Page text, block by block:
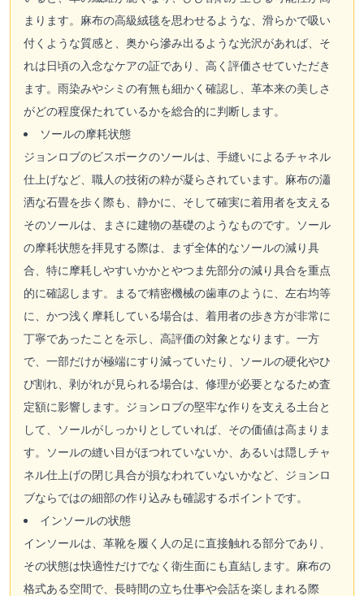
まります。麻布の高級絨毯を思わせるような、滑らかで吸い
付くような質感と、奥から滲み出るような光沢があれば、そ
れは日頃の入念なケアの証であり、高く評価させていただき
ます。雨染みやシミの有無も細かく確認し、革本来の美しさ
がどの程度保たれているかを総合的に判断します。
ソールの摩耗状態
ジョンロブのビスポークのソールは、手縫いによるチャネル
仕上げなど、職人の技術の粋が凝らされています。麻布の瀟
洒な石畳を歩く際も、静かに、そして確実に着用者を支える
そのソールは、まさに建物の基礎のようなものです。ソール
の摩耗状態を拝見する際は、まず全体的なソールの減り具
合、特に摩耗しやすいかかとやつま先部分の減り具合を重点
的に確認します。まるで精密機械の歯車のように、左右均等
に、かつ浅く摩耗している場合は、着用者の歩き方が非常に
丁寧であったことを示し、高評価の対象となります。一方
で、一部だけが極端にすり減っていたり、ソールの硬化やひ
び割れ、剥がれが見られる場合は、修理が必要となるため査
定額に影響します。ジョンロブの堅牢な作りを支える土台と
して、ソールがしっかりとしていれば、その価値は高まりま
す。ソールの縫い目がほつれていないか、あるいは隠しチャ
ネル仕上げの閉じ具合が損なわれていないかなど、ジョンロ
ブならではの細部の作り込みも確認するポイントです。
インソールの状態
インソールは、革靴を履く人の足に直接触れる部分であり、
その状態は快適性だけでなく衛生面にも直結します。麻布の
格式ある空間で、長時間の立ち仕事や会話を楽しまれる際